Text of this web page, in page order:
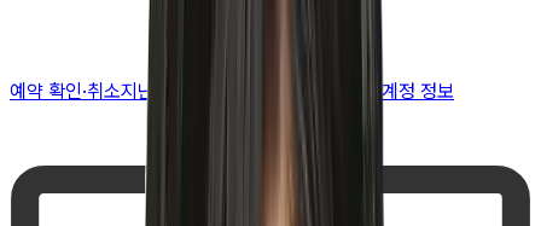
예약 확인·취소지난 예약 조회 나의 계정 정보